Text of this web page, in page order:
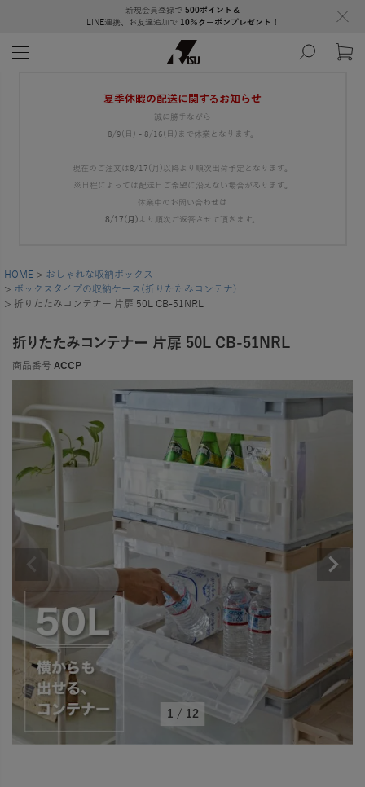
新規会員登録で 500ポイント＆
LINE連携、お友達追加で 10％クーポンプレゼント！
夏季休暇の配送に関するお知らせ
誠に勝手ながら
8/9(日) - 8/16(日)まで休業となります。
現在のご注文は8/17(月)以降より順次出荷予定となります。
※日程によっては配送日ご希望に沿えない場合があります。
休業中のお問い合わせは
8/17(月) より順次ご返答させて頂きます。
HOME
おしゃれな収納ボックス
ボックスタイプの収納ケース(折りたたみコンテナ)
折りたたみコンテナー 片扉 50L CB-51NRL
折りたたみコンテナー 片扉 50L CB-51NRL
商品番号 ACCP
1 / 12